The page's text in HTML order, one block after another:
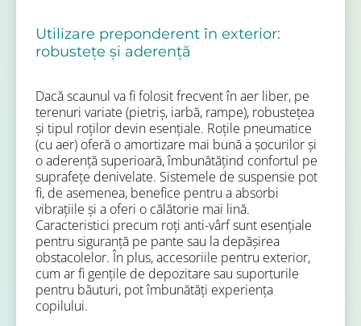
Utilizare preponderent în exterior:
robustețe și aderență
Dacă scaunul va fi folosit frecvent în aer liber, pe
terenuri variate (pietriș, iarbă, rampe), robustețea
și tipul roților devin esențiale. Roțile pneumatice
(cu aer) oferă o amortizare mai bună a șocurilor și
o aderență superioară, îmbunătățind confortul pe
suprafețe denivelate. Sistemele de suspensie pot
fi, de asemenea, benefice pentru a absorbi
vibrațiile și a oferi o călătorie mai lină.
Caracteristici precum roți anti-vârf sunt esențiale
pentru siguranță pe pante sau la depășirea
obstacolelor. În plus, accesoriile pentru exterior,
cum ar fi gențile de depozitare sau suporturile
pentru băuturi, pot îmbunătăți experiența
copilului.